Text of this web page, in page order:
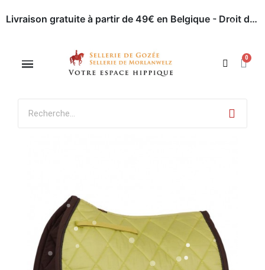
Appelez-nous : 071 / 51 62 63 Rendez-nous visite